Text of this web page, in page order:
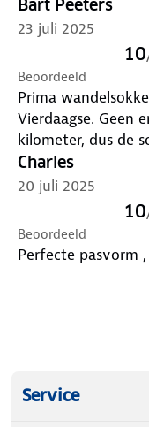
Bart Peeters
23 juli 2025
10
Beoordeeld
Prima
Vierdaagse. Geen
kilometer, dus de
Charles
20 juli 2025
10
Beoordeeld
Perfecte pasvorm
Service